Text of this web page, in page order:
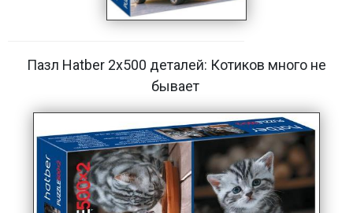
Пазл Hatber 2х500 деталей: Котиков много не
бывает